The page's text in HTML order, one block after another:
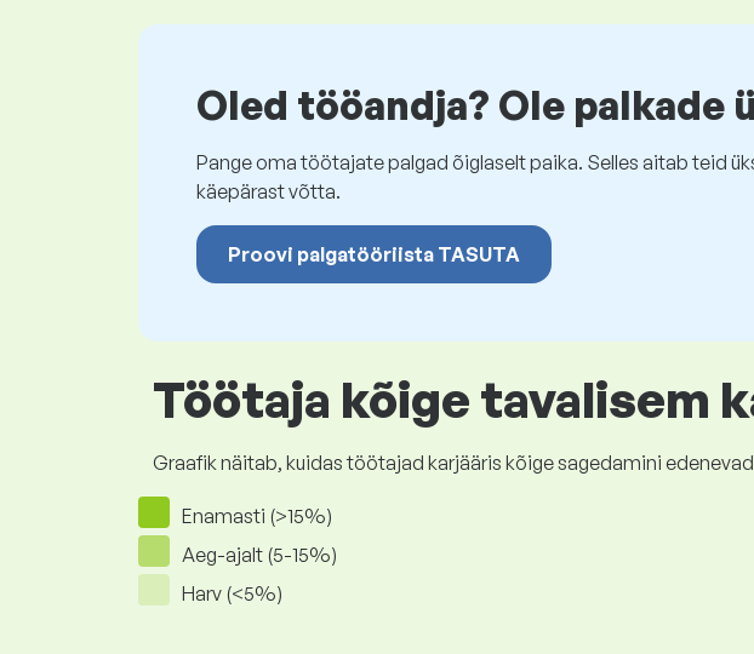
Oled tööandja? Ole
Pange oma töötajate palgad õiglaselt paika. Selles aitab teid
käepärast võtta.
Proovi palgatööriista TASUTA
Töötaja kõige tavalisem
Graafik näitab, kuidas töötajad karjääris kõige sagedamini
Enamasti (>15%)
Aeg-ajalt (5-15%)
Harv (<5%)